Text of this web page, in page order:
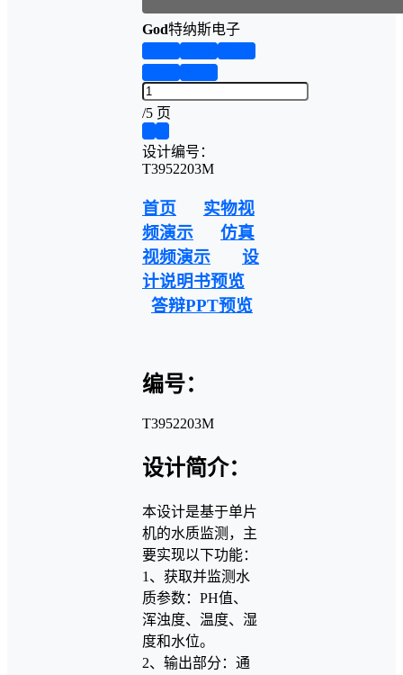
God特纳斯电子
/5 页
设计编号：
T3952203M
首页
实物视
频演示
仿真
视频演示
设
计说明书预览
答辩PPT预览
编号：
T3952203M
设计简介：
本设计是基于单片
机的水质监测，主
要实现以下功能：
1、获取并监测水
质参数：PH值、
浑浊度、温度、湿
度和水位。
2、输出部分：通